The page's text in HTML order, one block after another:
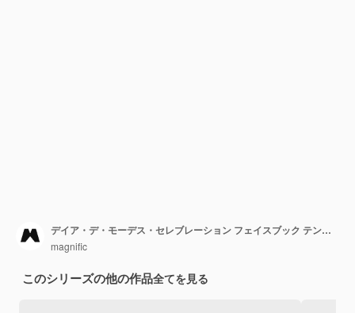
デイア・デ・モーデス・セレブレーション フェイスブック テンプレート
magnific
このシリーズの他の作品全てを見る